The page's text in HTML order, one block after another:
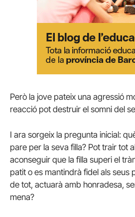
Però la jove pateix una agressió
reacció pot destruir el somni del
I ara sorgeix la pregunta inicial:
pare per la seva filla? Pot trair tot
aconseguir que la filla superi el
patit o es mantindrà fidel als seus
de tot, actuarà amb honradesa,
mena?